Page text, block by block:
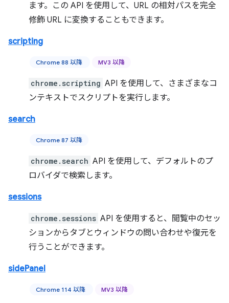
ます。この API を使用して、URL の相対パスを完全
修飾 URL に変換することもできます。
scripting
Chrome 88 以降 MV3 以降
chrome.scripting API を使用して、さまざまなコ
ンテキストでスクリプトを実行します。
search
Chrome 87 以降
chrome.search API を使用して、デフォルトのプ
ロバイダで検索します。
sessions
chrome.sessions API を使用すると、閲覧中のセッ
ションからタブとウィンドウの問い合わせや復元を
行うことができます。
sidePanel
Chrome 114 以降 MV3 以降